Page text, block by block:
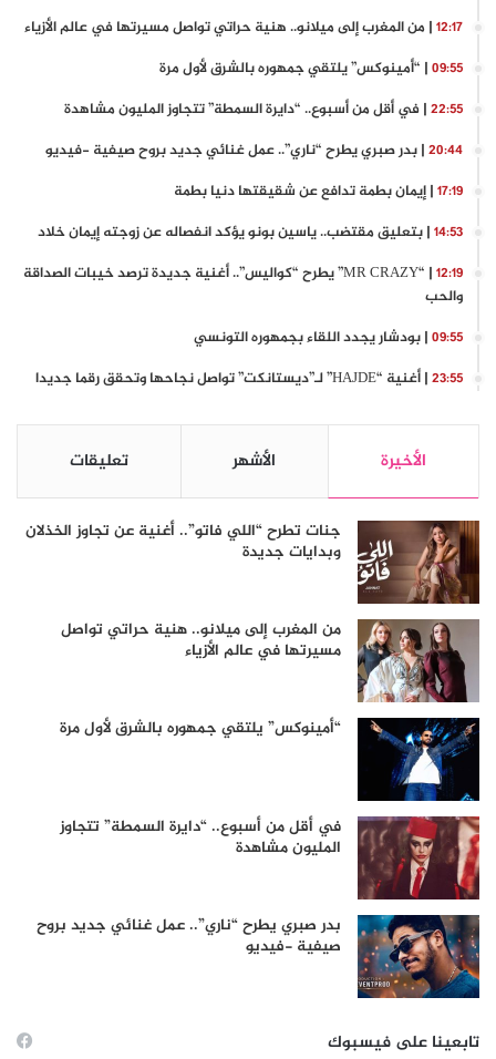
12:17 | من المغرب إلى ميلانو.. هنية حراتي تواصل مسيرتها في عالم الأزياء
09:55 | “أمينوكس” يلتقي جمهوره بالشرق لأول مرة
22:55 | في أقل من أسبوع.. “دايرة السمطة” تتجاوز المليون مشاهدة
20:44 | بدر صبري يطرح “ناري”.. عمل غنائي جديد بروح صيفية -فيديو
17:19 | إيمان بطمة تدافع عن شقيقتها دنيا بطمة
14:53 | بتعليق مقتضب.. ياسين بونو يؤكد انفصاله عن زوجته إيمان خلاد
12:19
| “MR CRAZY” يطرح “كواليس”.. أغنية جديدة ترصد خيبات الصداقة
والحب
09:55 | بودشار يجدد اللقاء بجمهوره التونسي
23:55 | أغنية “HAJDE” لـ”ديستانكت” تواصل نجاحها وتحقق رقما جديدا
الأخيرة الأشهر تعليقات
جنات تطرح “اللي فاتو”.. أغنية عن تجاوز الخذلان
وبدايات جديدة
من المغرب إلى ميلانو.. هنية حراتي تواصل
مسيرتها في عالم الأزياء
“أمينوكس” يلتقي جمهوره بالشرق لأول مرة
في أقل من أسبوع.. “دايرة السمطة” تتجاوز
المليون مشاهدة
بدر صبري يطرح “ناري”.. عمل غنائي جديد بروح
صيفية -فيديو
تابعينا على فيسبوك